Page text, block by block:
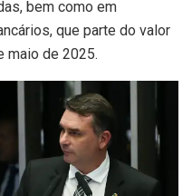
bem como em
que parte do valor
maio de 2025.